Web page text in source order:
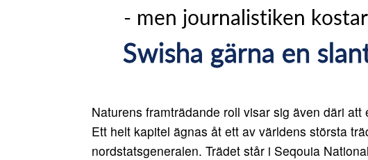
Naturens framträdande roll visar sig även däri
Ett helt kapitel ägnas åt ett av världens största
nordstatsgeneralen. Trädet står i Seqouia